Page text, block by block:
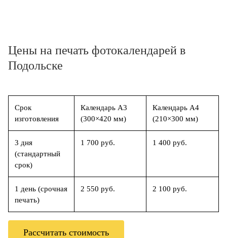
Цены на печать фотокалендарей в
Подольске
Срок
изготовления
Календарь А3
(300×420 мм)
Календарь А4
(210×300 мм)
3 дня
(стандартный
срок)
1 700 руб. 1 400 руб.
1 день (срочная
печать)
2 550 руб. 2 100 руб.
Рассчитать стоимость